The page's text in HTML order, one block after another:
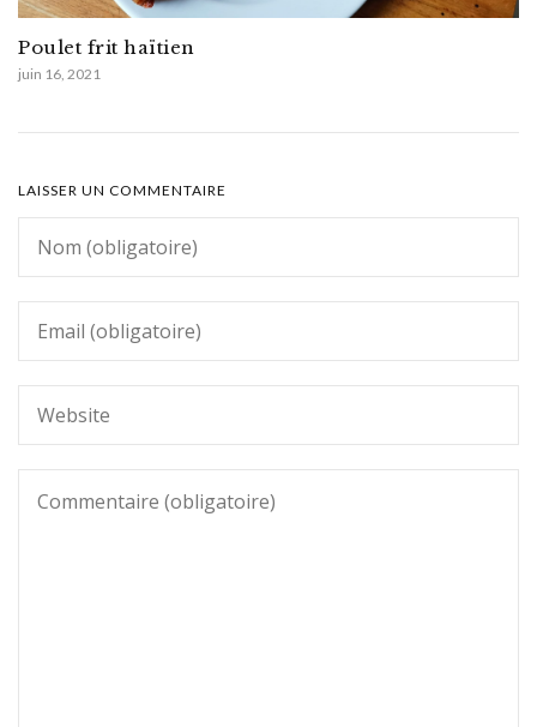
Poulet frit haïtien
juin 16, 2021
LAISSER UN COMMENTAIRE